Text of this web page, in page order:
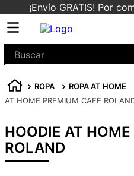
¡Envío GRATIS! Por
Buscar
ROPA ROPA AT HOME
AT HOME PREMIUM CAFE
HOODIE AT
ROLAND